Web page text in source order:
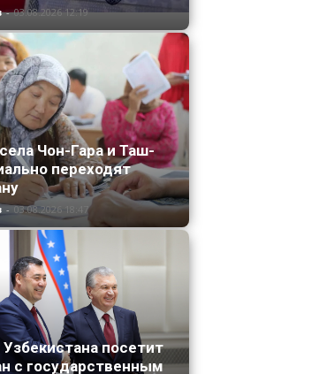
- 03.08.2026 12:19
Чон-Гара и Таш-
переходят
- 03.08.2026 18:47
посетит
с государственным